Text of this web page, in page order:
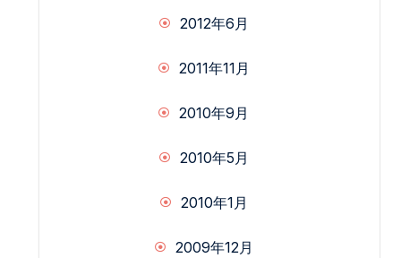
2012年6月
2011年11月
2010年9月
2010年5月
2010年1月
2009年12月